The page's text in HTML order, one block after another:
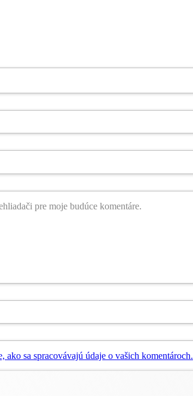
pre moje budúce komentáre.
ako sa spracovávajú údaje o vašich komentároch.